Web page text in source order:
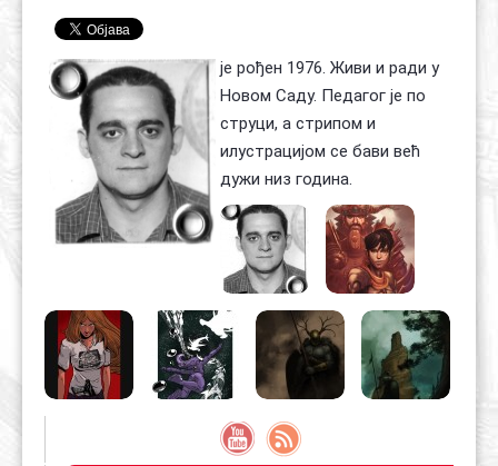
је рођен 1976. Живи и ради у
Новом Саду. Педагог је по
струци, а стрипом и
илустрацијом се бави већ
дужи низ година.
Органи
Хол славе
Контакт